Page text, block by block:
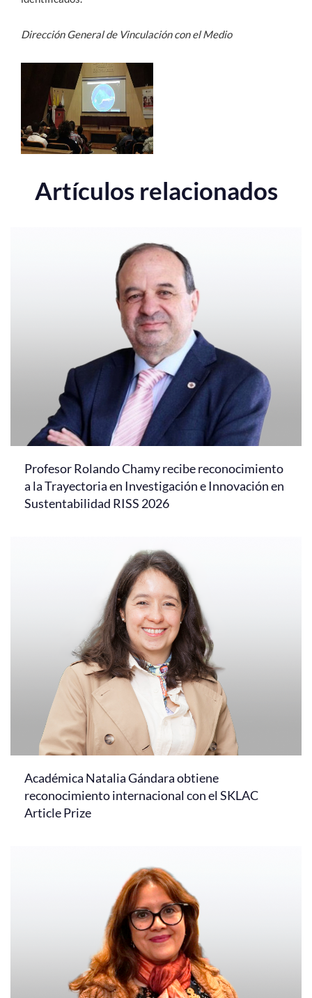
Dirección General de Vinculación con el Medio
Artículos relacionados
Profesor Rolando Chamy recibe reconocimiento
a la Trayectoria en Investigación e Innovación en
Sustentabilidad RISS 2026
Académica Natalia Gándara obtiene
reconocimiento internacional con el SKLAC
Article Prize